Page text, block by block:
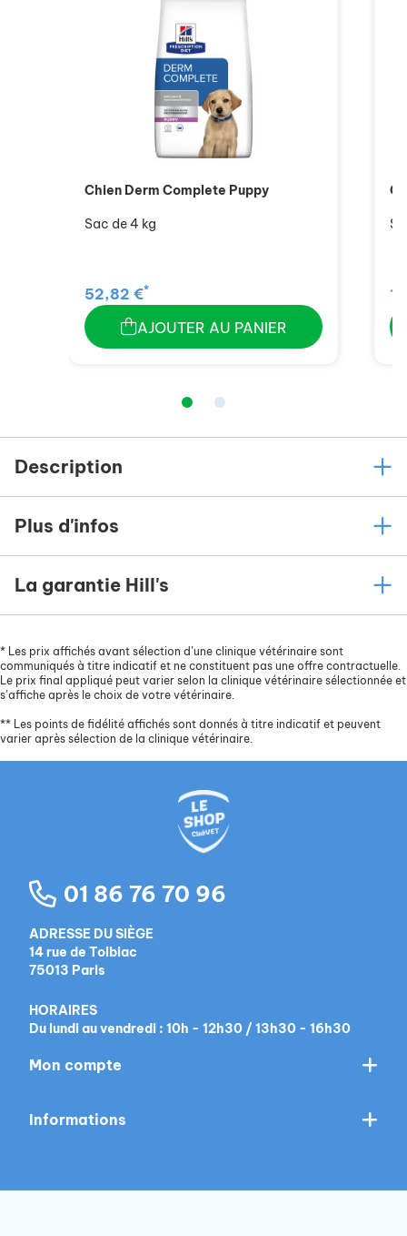
Chien Derm Complete Puppy
Sac de 4 kg
52,82 €*
AJOUTER AU PANIER
Description
Plus d'infos
La garantie Hill's
* Les prix affichés avant sélection d’une clinique vétérinaire sont
communiqués à titre indicatif et ne constituent pas une offre contractuelle.
Le prix final appliqué peut varier selon la clinique vétérinaire sélectionnée et
s’affiche après le choix de votre vétérinaire.
** Les points de fidélité affichés sont donnés à titre indicatif et peuvent
varier après sélection de la clinique vétérinaire.
01 86 76 70 96
ADRESSE DU SIÈGE
14 rue de Tolbiac
75013 Paris
HORAIRES
Du lundi au vendredi : 10h - 12h30 / 13h30 - 16h30
Mon compte
Informations